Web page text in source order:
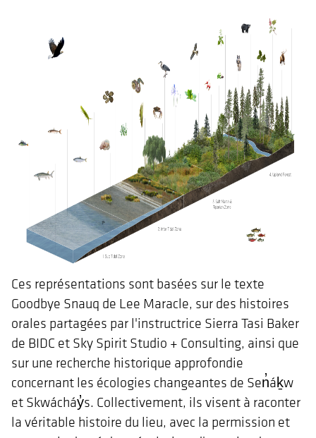
Ces représentations sont basées sur le texte
Goodbye Snauq de Lee Maracle, sur des histoires
orales partagées par l'instructrice Sierra Tasi Baker
de BIDC et Sky Spirit Studio + Consulting, ainsi que
sur une recherche historique approfondie
concernant les écologies changeantes de Sen̓áḵw
et Skwácháy̓s. Collectivement, ils visent à raconter
la véritable histoire du lieu, avec la permission et